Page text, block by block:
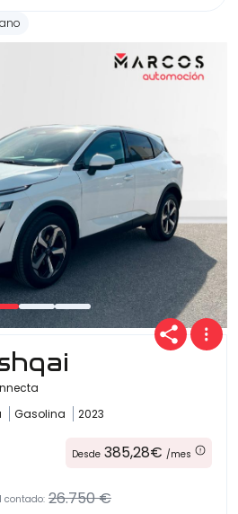
Gasolina 2023
Desde 385,28€ /mes
contado: 26.750 €